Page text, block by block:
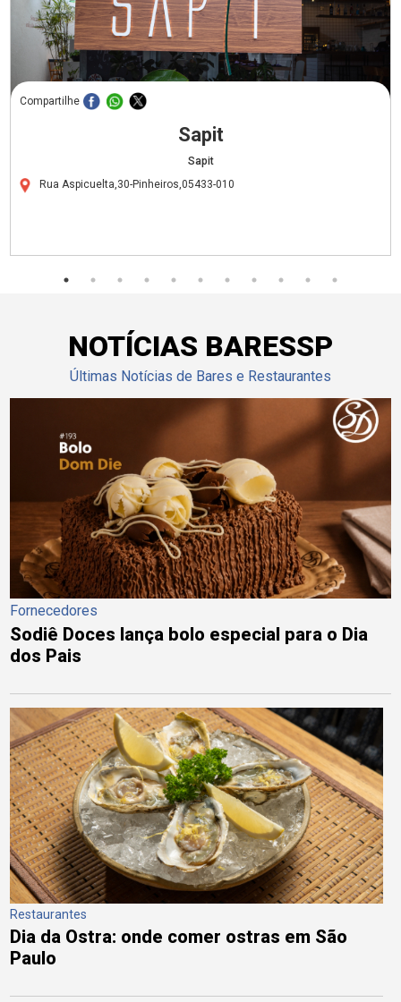
Compartilhe
Sapit
Sapit
Rua Aspicuelta,30-Pinheiros,05433-010
NOTÍCIAS BARESSP
Últimas Notícias de Bares e Restaurantes
Fornecedores
Sodiê Doces lança bolo especial para o Dia
dos Pais
Restaurantes
Dia da Ostra: onde comer ostras em São
Paulo